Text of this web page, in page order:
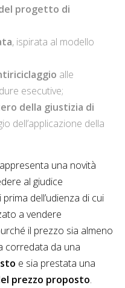
progetto di
, ispirata al modello
alle
esecutive;
della giustizia di
dell’applicazione della
una novità
al giudice
dell’udienza di cui
a vendere
il prezzo sia almeno
corredata da una
e sia prestata una
prezzo proposto.